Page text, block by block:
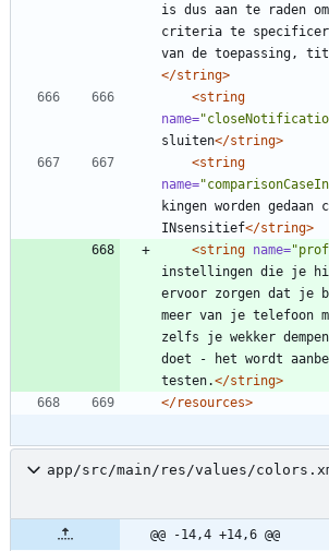
is dus aan te raden
criteria te
van de toepassing,
</string>
<string
name=
sluiten</string>
<string
name=
kingen worden gedaan
INsensitief</string>
<string name=
instellingen die je
ervoor zorgen dat je
meer van je telefoon
zelfs je wekker
doet - het wordt
testen.</string>
</resources>
app/src/main/res/values/
@@ -14,4 +14,6 @@